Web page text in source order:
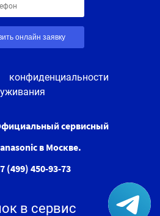
онлайн заявку
сервисный
в Москве.
(499) 450-93-73
в сервис